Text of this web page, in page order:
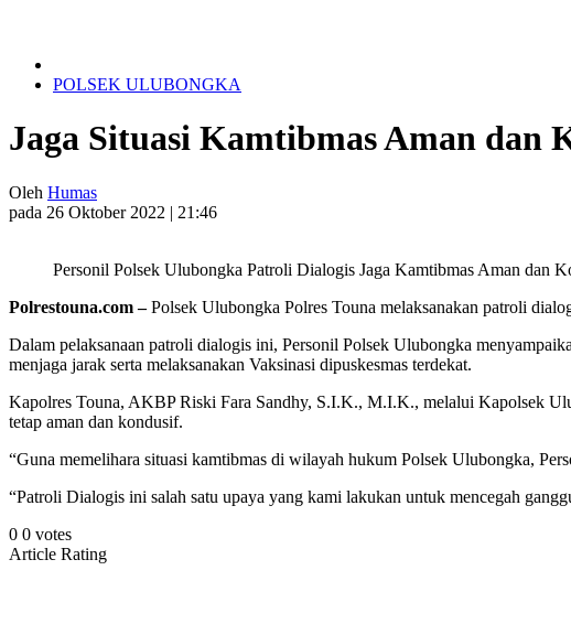
POLSEK ULUBONGKA
Jaga Situasi Kamtibmas Aman dan
Oleh Humas
pada 26 Oktober 2022 | 21:46
Personil Polsek Ulubongka Patroli Dialogis Jaga Kamtibmas Aman dan
Polrestouna.com –Polsek Ulubongka Polres Touna melaksanakan patroli
Dalam pelaksanaan patroli dialogis ini, Personil Polsek Ulubongka
menjaga jarak serta melaksanakan Vaksinasi dipuskesmas terdekat.
Kapolres Touna, AKBP Riski Fara Sandhy, S.I.K., M.I.K., melalui Kapolsek
tetap aman dan kondusif.
“Guna memelihara situasi kamtibmas di wilayah hukum Polsek Ulubongka,
“Patroli Dialogis ini salah satu upaya yang kami lakukan untuk mencegah
0 0 votes
Article Rating